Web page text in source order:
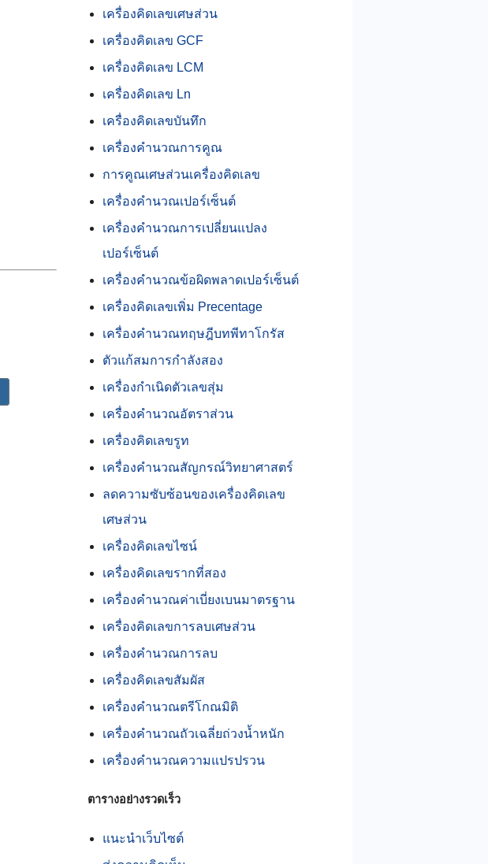
เครื่องคิดเลขเศษส่วน
เครื่องคิดเลข GCF
เครื่องคิดเลข LCM
เครื่องคิดเลข Ln
เครื่องคิดเลขบันทึก
เครื่องคำนวณการคูณ
การคูณเศษส่วนเครื่องคิดเลข
เครื่องคำนวณเปอร์เซ็นต์
เครื่องคำนวณการเปลี่ยนแปลง
เปอร์เซ็นต์
เครื่องคำนวณข้อผิดพลาดเปอร์เซ็นต์
เครื่องคิดเลขเพิ่ม Precentage
เครื่องคำนวณทฤษฎีบทพีทาโกรัส
ตัวแก้สมการกำลังสอง
เครื่องกำเนิดตัวเลขสุ่ม
เครื่องคำนวณอัตราส่วน
เครื่องคิดเลขรูท
เครื่องคำนวณสัญกรณ์วิทยาศาสตร์
ลดความซับซ้อนของเครื่องคิดเลข
เศษส่วน
เครื่องคิดเลขไซน์
เครื่องคิดเลขรากที่สอง
เครื่องคำนวณค่าเบี่ยงเบนมาตรฐาน
เครื่องคิดเลขการลบเศษส่วน
เครื่องคำนวณการลบ
เครื่องคิดเลขสัมผัส
เครื่องคำนวณตรีโกณมิติ
เครื่องคำนวณถัวเฉลี่ยถ่วงน้ำหนัก
เครื่องคำนวณความแปรปรวน
ตารางอย่างรวดเร็ว
แนะนำเว็บไซต์